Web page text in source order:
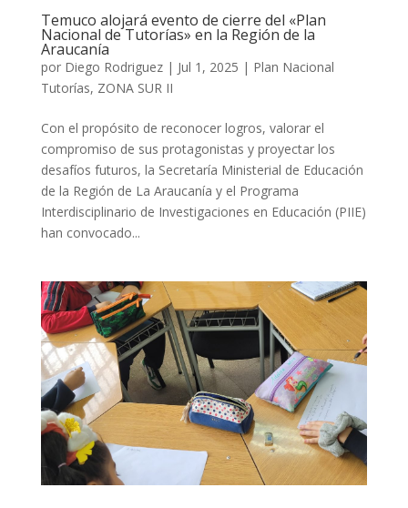
Temuco alojará evento de cierre del «Plan
Nacional de Tutorías» en la Región de la
Araucanía
por Diego Rodriguez| Jul 1, 2025 | Plan Nacional
Tutorías, ZONA SUR II
Con el propósito de reconocer logros, valorar el
compromiso de sus protagonistas y proyectar los
desafíos futuros, la Secretaría Ministerial de Educación
de la Región de La Araucanía y el Programa
Interdisciplinario de Investigaciones en Educación (PIIE)
han convocado...